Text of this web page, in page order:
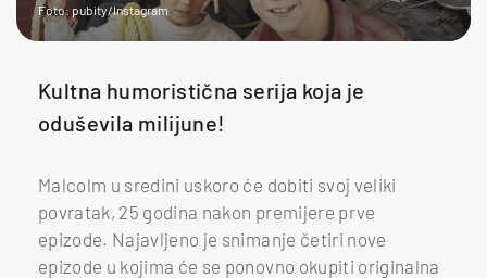
Foto: pubity/Instagram
Kultna humoristična serija koja je
oduševila milijune!
Malcolm u sredini uskoro će dobiti svoj veliki
povratak, 25 godina nakon premijere prve
epizode. Najavljeno je snimanje četiri nove
epizode u kojima će se ponovno okupiti originalna